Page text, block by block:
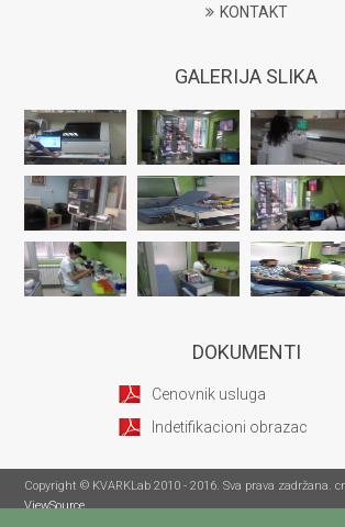
KONTAKT
GALERIJA SLIKA
DOKUMENTI
Cenovnik usluga
Indetifikacioni obrazac
Copyright © KVARKLab 2010 - 2016. Sva prava zadržana.
ViewSource